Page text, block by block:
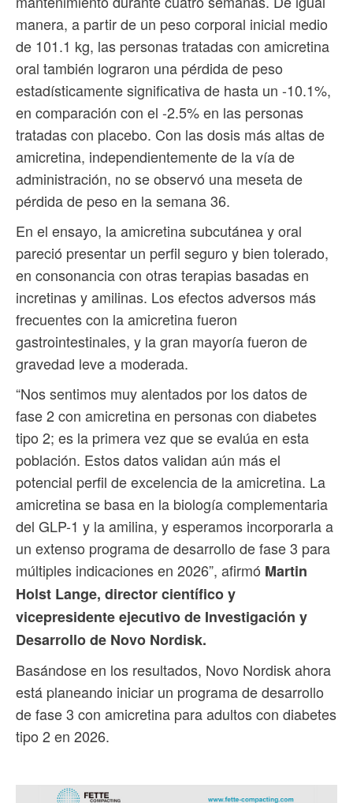
manera, a partir de un peso corporal inicial medio
de 101.1 kg, las personas tratadas con amicretina
oral también lograron una pérdida de peso
estadísticamente significativa de hasta un -10.1%,
en comparación con el -2.5% en las personas
tratadas con placebo. Con las dosis más altas de
amicretina, independientemente de la vía de
administración, no se observó una meseta de
pérdida de peso en la semana 36.
En el ensayo, la amicretina subcutánea y oral
pareció presentar un perfil seguro y bien tolerado,
en consonancia con otras terapias basadas en
incretinas y amilinas. Los efectos adversos más
frecuentes con la amicretina fueron
gastrointestinales, y la gran mayoría fueron de
gravedad leve a moderada.
“Nos sentimos muy alentados por los datos de
fase 2 con amicretina en personas con diabetes
tipo 2; es la primera vez que se evalúa en esta
población. Estos datos validan aún más el
potencial perfil de excelencia de la amicretina. La
amicretina se basa en la biología complementaria
del GLP-1 y la amilina, y esperamos incorporarla a
un extenso programa de desarrollo de fase 3 para
múltiples indicaciones en 2026”, afirmó Martin
Holst Lange, director científico y
vicepresidente ejecutivo de Investigación y
Desarrollo de Novo Nordisk.
Basándose en los resultados, Novo Nordisk ahora
está planeando iniciar un programa de desarrollo
de fase 3 con amicretina para adultos con diabetes
tipo 2 en 2026.